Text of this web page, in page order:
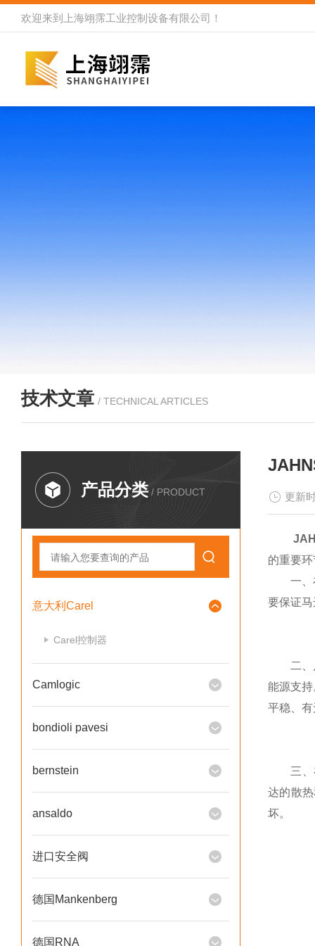
欢迎来到 上海翊霈工业控制设备有限公司 ！
技术文章 / TECHNICAL ARTICLES
产品分类 / PRODUCT
意大利Carel
Carel控制器
Camlogic
bondioli pavesi
bernstein
ansaldo
进口安全阀
德国Mankenberg
德国RNA
更新
的重要
一、在
要保证
二、启
能源支
平稳、
三、
达的散
坏。